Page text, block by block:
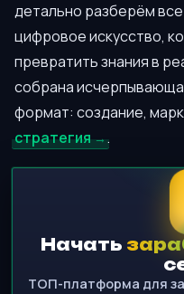
детально разберём
цифровое искусство,
превратить знания в
собрана
формат: создание,
стратегия
.
Начать
ТОП-платформа для